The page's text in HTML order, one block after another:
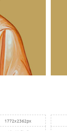
1772x2362px